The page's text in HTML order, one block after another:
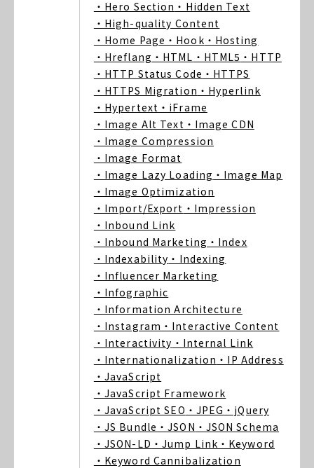
・Hero Section ・Hidden Text
・High-quality Content
・Home Page ・Hook ・Hosting
・Hreflang ・HTML ・HTML5 ・HTTP
・HTTP Status Code ・HTTPS
・HTTPS Migration ・Hyperlink
・Hypertext ・iFrame
・Image Alt Text ・Image CDN
・Image Compression
・Image Format
・Image Lazy Loading ・Image Map
・Image Optimization
・Import/Export ・Impression
・Inbound Link
・Inbound Marketing ・Index
・Indexability ・Indexing
・Influencer Marketing
・Infographic
・Information Architecture
・Instagram ・Interactive Content
・Interactivity ・Internal Link
・Internationalization ・IP Address
・JavaScript
・JavaScript Framework
・JavaScript SEO ・JPEG ・jQuery
・JS Bundle ・JSON ・JSON Schema
・JSON-LD ・Jump Link ・Keyword
・Keyword Cannibalization